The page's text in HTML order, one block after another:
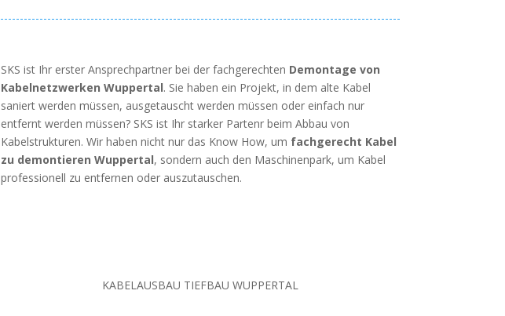
SKS ist Ihr erster Ansprechpartner bei der fachgerechten Demontage von
Kabelnetzwerken Wuppertal. Sie haben ein Projekt, in dem alte Kabel
saniert werden müssen, ausgetauscht werden müssen oder einfach nur
entfernt werden müssen? SKS ist Ihr starker Partenr beim Abbau von
Kabelstrukturen. Wir haben nicht nur das Know How, um fachgerecht Kabel
zu demontieren Wuppertal, sondern auch den Maschinenpark, um Kabel
professionell zu entfernen oder auszutauschen.
KABELAUSBAU TIEFBAU WUPPERTAL